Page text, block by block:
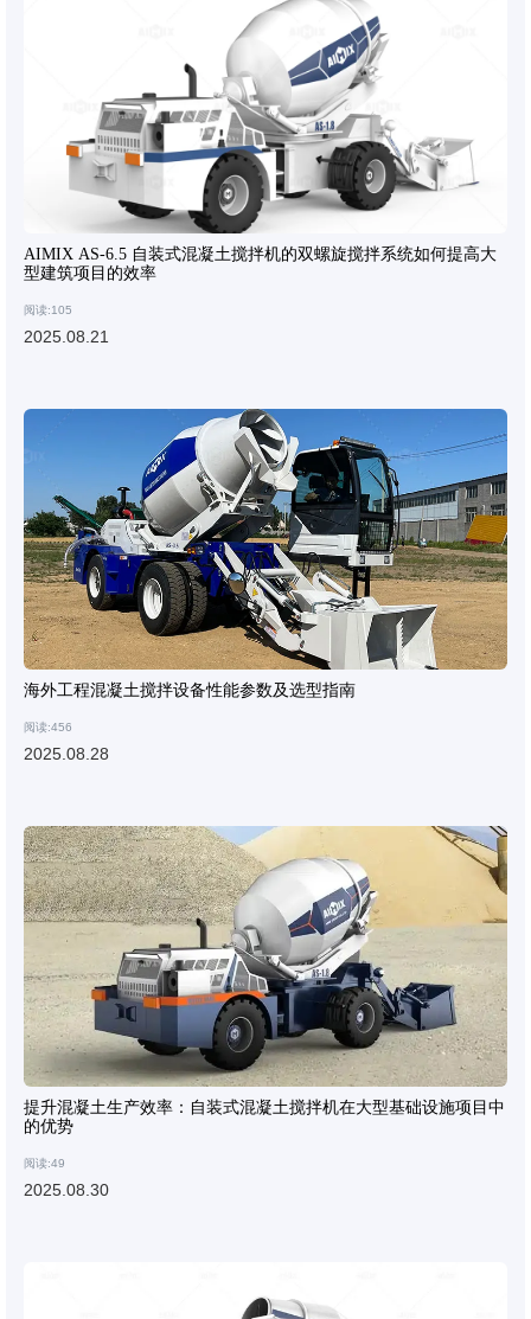
AIMIX AS-6.5 自装式混凝土搅拌机的双螺旋搅拌系统如何提高大
型建筑项目的效率
阅读:105
2025.08.21
海外工程混凝土搅拌设备性能参数及选型指南
阅读:456
2025.08.28
提升混凝土生产效率：自装式混凝土搅拌机在大型基础设施项目中
的优势
阅读:49
2025.08.30